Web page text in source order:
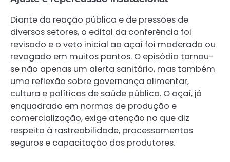
Diante da reação pública e de pressões de
diversos setores, o edital da conferência foi
revisado e o veto inicial ao açaí foi moderado ou
revogado em muitos pontos. O episódio tornou-
se não apenas um alerta sanitário, mas também
uma reflexão sobre governança alimentar,
cultura e políticas de saúde pública. O açaí, já
enquadrado em normas de produção e
comercialização, exige atenção no que diz
respeito à rastreabilidade, processamentos
seguros e capacitação dos produtores.